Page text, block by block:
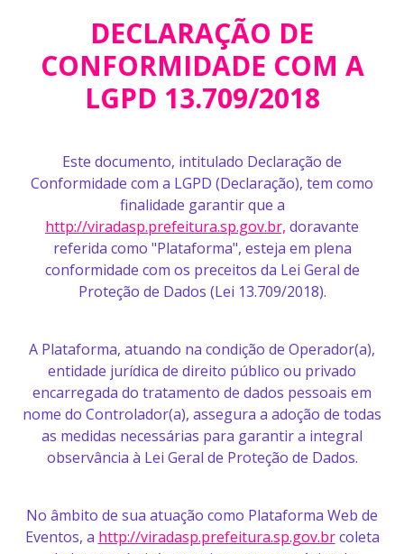
DECLARAÇÃO DE
CONFORMIDADE COM A
LGPD 13.709/2018
Este documento, intitulado Declaração de
Conformidade com a LGPD (Declaração), tem como
finalidade garantir que a
http://viradasp.prefeitura.sp.gov.br, doravante
referida como "Plataforma", esteja em plena
conformidade com os preceitos da Lei Geral de
Proteção de Dados (Lei 13.709/2018).
A Plataforma, atuando na condição de Operador(a),
entidade jurídica de direito público ou privado
encarregada do tratamento de dados pessoais em
nome do Controlador(a), assegura a adoção de todas
as medidas necessárias para garantir a integral
observância à Lei Geral de Proteção de Dados.
No âmbito de sua atuação como Plataforma Web de
Eventos, a http://viradasp.prefeitura.sp.gov.brcoleta